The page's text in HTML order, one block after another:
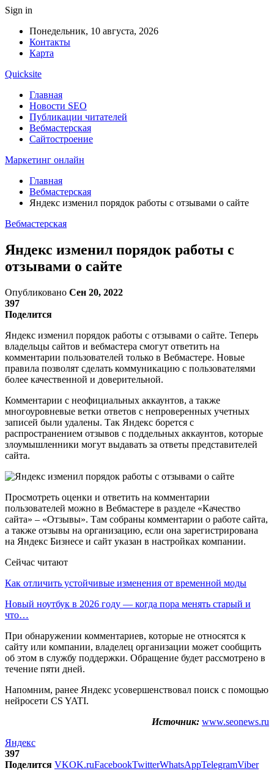
Sign in
Понедельник, 10 августа, 2026
Контакты
Карта
Quicksite
Главная
Новости SEO
Публикации читателей
Вебмастерская
Сайтостроение
Маркетинг онлайн
Главная
Вебмастерская
Яндекс изменил порядок работы с отзывами о сайте
Вебмастерская
Яндекс изменил порядок работы с
отзывами о сайте
Опубликовано Сен 20, 2022
397
Поделится
Яндекс изменил порядок работы с отзывами о сайте. Теперь
владельцы сайтов и вебмастера смогут ответить на
комментарии пользователей только в Вебмастере. Новые
правила позволят сделать коммуникацию с пользователями
более качественной и доверительной.
Комментарии с неофициальных аккаунтов, а также
многоуровневые ветки ответов с непроверенных учетных
записей были удалены. Так Яндекс борется с
распространением отзывов с поддельных аккаунтов, которые
злоумышленники могут выдавать за ответы представителей
сайта.
Просмотреть оценки и ответить на комментарии
пользователей можно в Вебмастере в разделе «Качество
сайта» – «Отзывы». Там собраны комментарии о работе сайта,
а также отзывы на организацию, если она зарегистрирована
на Яндекс Бизнесе и сайт указан в настройках компании.
Сейчас читают
Как отличить устойчивые изменения от временной моды
Новый ноутбук в 2026 году — когда пора менять старый и
что…
При обнаружении комментариев, которые не относятся к
сайту или компании, владелец организации может сообщить
об этом в службу поддержки. Обращение будет рассмотрено в
течение пяти дней.
Напомним, ранее Яндекс усовершенствовал поиск с помощью
нейросети CS YATI.
Источник: www.seonews.ru
Яндекс
397
Поделится VKOK.ruFacebookTwitterWhatsAppTelegramViber